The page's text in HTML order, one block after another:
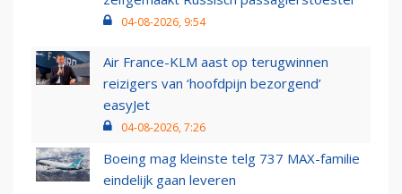
04-08-2026, 9:54
Air France-KLM aast op terugwinnen
reizigers van ‘hoofdpijn bezorgend’
easyJet
04-08-2026, 7:26
Boeing mag kleinste telg 737 MAX-familie
eindelijk gaan leveren